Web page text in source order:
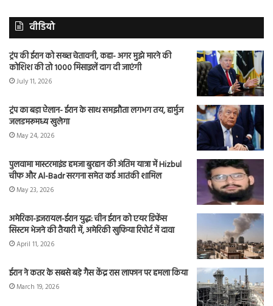
वीडियो
ट्रंप की ईरान को सख्त चेतावनी, कहा- अगर मुझे मारने की
कोशिश की तो 1000 मिसाइलें दाग दी जाएंगी
July 11, 2026
ट्रंप का बड़ा ऐलान- ईरान के साथ समझौता लगभग तय, हार्मुज
जलडमरूमध्य खुलेगा
May 24, 2026
पुलवामा मास्टरमाइंड हमजा बुरहान की अंतिम यात्रा में Hizbul
चीफ और Al-Badr सरगना समेत कई आतंकी शामिल
May 23, 2026
अमेरिका-इजरायल-ईरान युद्ध: चीन ईरान को एयर डिफेंस
सिस्टम भेजने की तैयारी में, अमेरिकी खुफिया रिपोर्ट में दावा
April 11, 2026
ईरान ने कतर के सबसे बड़े गैस केंद्र रास लाफान पर हमला किया
March 19, 2026